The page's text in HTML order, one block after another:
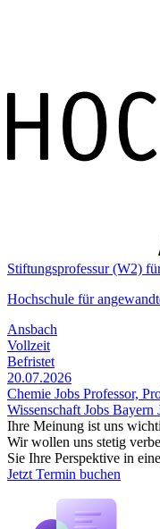
Stiftungsprofessur (W2)
Hochschule für
Ansbach
Vollzeit
Befristet
20.07.2026
Chemie Jobs Professor,
Wissenschaft Jobs Bayern
Ihre Meinung ist uns
Wir wollen uns stetig
Sie Ihre Perspektive in
Jetzt Termin buchen